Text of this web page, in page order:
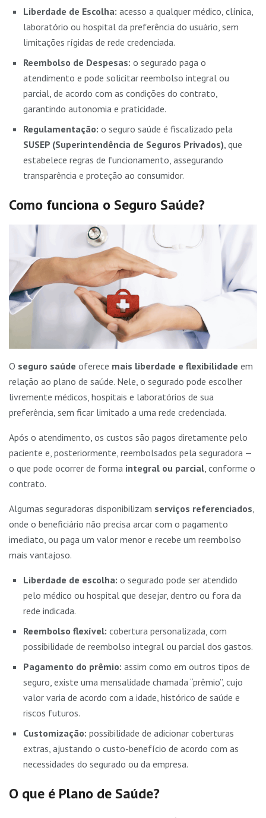
Liberdade de Escolha: acesso a qualquer médico, clínica,
laboratório ou hospital da preferência do usuário, sem
limitações rígidas de rede credenciada.
Reembolso de Despesas: o segurado paga o
atendimento e pode solicitar reembolso integral ou
parcial, de acordo com as condições do contrato,
garantindo autonomia e praticidade.
Regulamentação: o seguro saúde é fiscalizado pela
SUSEP (Superintendência de Seguros Privados) , que
estabelece regras de funcionamento, assegurando
transparência e proteção ao consumidor.
Como funciona o Seguro Saúde?
O seguro saúde oferece mais liberdade e flexibilidade em
relação ao plano de saúde. Nele, o segurado pode escolher
livremente médicos, hospitais e laboratórios de sua
preferência, sem ficar limitado a uma rede credenciada.
Após o atendimento, os custos são pagos diretamente pelo
paciente e, posteriormente, reembolsados pela seguradora —
o que pode ocorrer de forma integral ou parcial , conforme o
contrato.
Algumas seguradoras disponibilizam serviços referenciados
onde o beneficiário não precisa arcar com o pagamento
imediato, ou paga um valor menor e recebe um reembolso
mais vantajoso.
Liberdade de escolha: o segurado pode ser atendido
pelo médico ou hospital que desejar, dentro ou fora da
rede indicada.
Reembolso flexível: cobertura personalizada, com
possibilidade de reembolso integral ou parcial dos gastos.
Pagamento do prêmio: assim como em outros tipos de
seguro, existe uma mensalidade chamada “prêmio”, cujo
valor varia de acordo com a idade, histórico de saúde e
riscos futuros.
Customização: possibilidade de adicionar coberturas
extras, ajustando o custo-benefício de acordo com as
necessidades do segurado ou da empresa.
O que é Plano de Saúde?